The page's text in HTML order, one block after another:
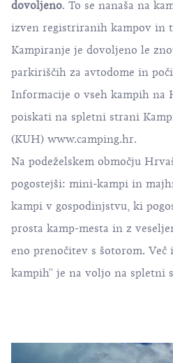
dovoljeno. To se nanaša na
izven registriranih kampov in
Kampiranje je dovoljeno le
parkiriščih za avtodome in
Informacije o vseh kampih na
poiskati na spletni strani
(KUH) www.camping.hr.
Na podeželskem območju
pogostejši: mini-kampi in
kampi v gospodinjstvu, ki
prosta kamp-mesta in z
eno prenočitev s šotorom.
kampih'' je na voljo na spletni